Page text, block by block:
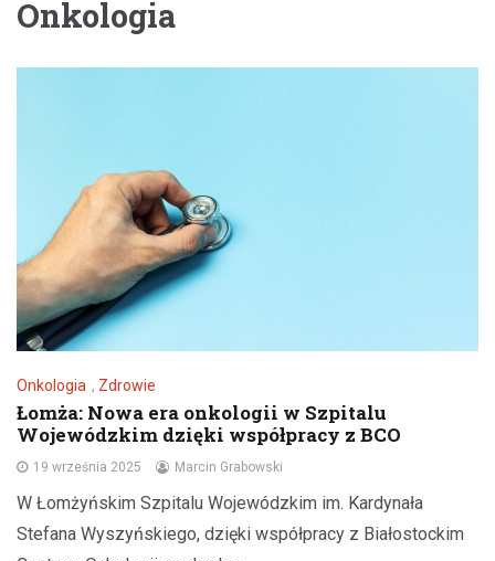
Onkologia
Onkologia , Zdrowie
Łomża: Nowa era onkologii w Szpitalu
Wojewódzkim dzięki współpracy z BCO
19 września 2025 Marcin Grabowski
W Łomżyńskim Szpitalu Wojewódzkim im. Kardynała
Stefana Wyszyńskiego, dzięki współpracy z Białostockim